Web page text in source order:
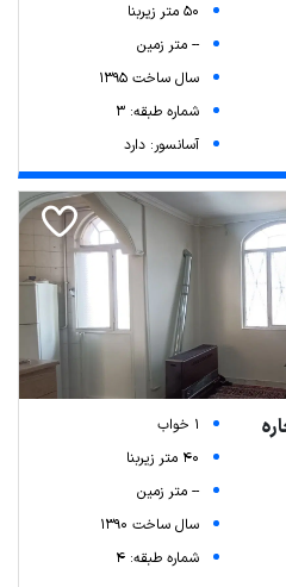
50 متر زیربنا
-- متر زمین
سال ساخت 1395
شماره طبقه: 3
آسانسور: دارد
1 خواب
40 متر زیربنا
-- متر زمین
سال ساخت 1390
شماره طبقه: 4